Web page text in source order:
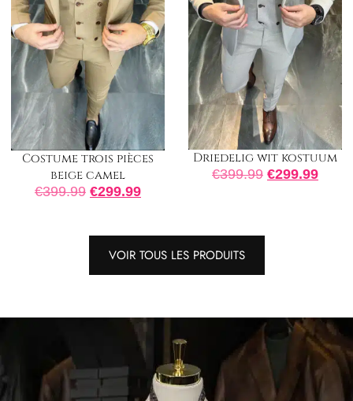
Costume trois pièces
beige camel
€399.99 €299.99
Driedelig wit kostuum
€399.99 €299.99
VOIR TOUS LES PRODUITS